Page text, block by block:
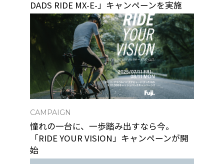
DADS RIDE MX-E-」キャンペーンを実施
CAMPAIGN
憧れの一台に、一歩踏み出すなら今。
「RIDE YOUR VISION」キャンペーンが開
始